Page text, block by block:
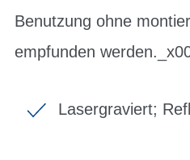
Benutzung ohne
empfunden
Lasergraviert;